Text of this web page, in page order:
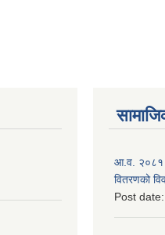
आ.व.
वितरणको
Post date: